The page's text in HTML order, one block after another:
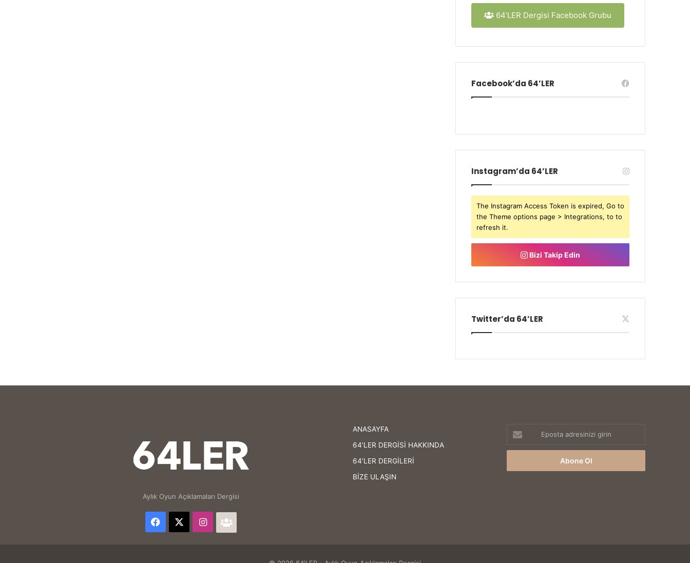
64'LER Dergisi Facebook Grubu
Facebook’da 64’LER
Instagram’da 64’LER
The Instagram Access Token is expired, Go to
the Theme options page > Integrations, to to
refresh it.
Bizi Takip Edin
Twitter’da 64’LER
Aylık Oyun Açıklamaları Dergisi
Facebook Instagram
ANASAYFA
64’LER DERGİSİ HAKKINDA
64’LER DERGİLERİ
BİZE ULAŞIN
adresinizi
girin